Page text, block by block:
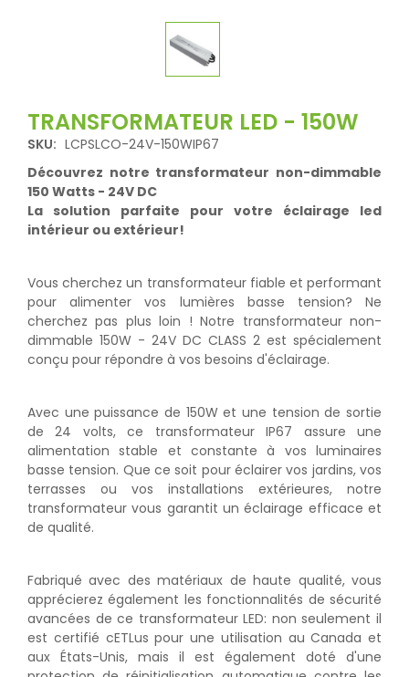
TRANSFORMATEUR LED - 150W
SKU: LCPSLCO-24V-150WIP67
Découvrez notre transformateur non-dimmable
150 Watts - 24V DC
La solution parfaite pour votre éclairage led
intérieur ou extérieur!
Vous cherchez un transformateur fiable et performant
pour alimenter vos lumières basse tension? Ne
cherchez pas plus loin ! Notre transformateur non-
dimmable 150W - 24V DC CLASS 2 est spécialement
conçu pour répondre à vos besoins d'éclairage.
Avec une puissance de 150W et une tension de sortie
de 24 volts, ce transformateur IP67 assure une
alimentation stable et constante à vos luminaires
basse tension. Que ce soit pour éclairer vos jardins, vos
terrasses ou vos installations extérieures, notre
transformateur vous garantit un éclairage efficace et
de qualité.
Fabriqué avec des matériaux de haute qualité, vous
apprécierez également les fonctionnalités de sécurité
avancées de ce transformateur LED: non seulement il
est certifié cETLus pour une utilisation au Canada et
aux États-Unis, mais il est également doté d'une